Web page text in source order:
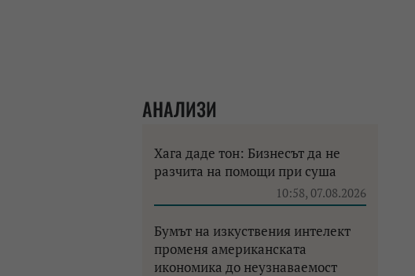
АНАЛИЗИ
Хага даде тон: Бизнесът да не
разчита на помощи при суша
10:58, 07.08.2026
Бумът на изкуствения интелект
променя американската
икономика до неузнаваемост